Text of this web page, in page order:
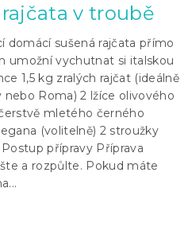
v troubě
domácí sušená rajčata přímo
umožní vychutnat si italskou
1,5 kg zralých rajčat (ideálně
Roma) 2 lžíce olivového
mletého černého
(volitelně) 2 stroužky
přípravy Příprava
a rozpůlte. Pokud máte